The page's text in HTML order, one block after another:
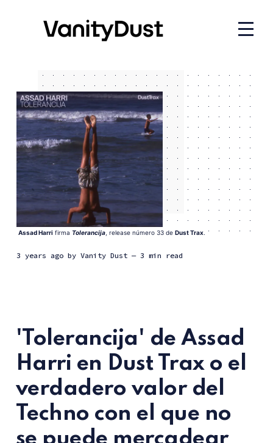
Assad Harri firma Tolerancija, release número 33 de Dust Trax.
3 years agoby Vanity Dust — 3 min read
'Tolerancija' de Assad
Harri en Dust Trax o el
verdadero valor del
Techno con el que no